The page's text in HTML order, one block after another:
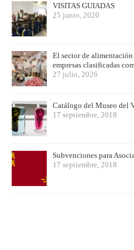
VISITAS GUIADAS
25 junio, 2020
El sector de
empresas clasificadas
27 julio, 2026
Catálogo del Museo del
17 septiembre, 2018
Subvenciones para
17 septiembre, 2018